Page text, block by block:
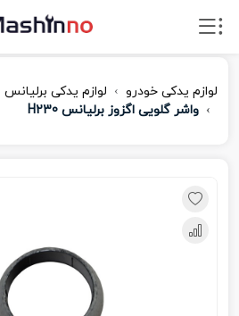
لوازم یدکی خودرو
لوازم یدکی برلیانس H230
واشر گلویی اگزوز برلیانس H230